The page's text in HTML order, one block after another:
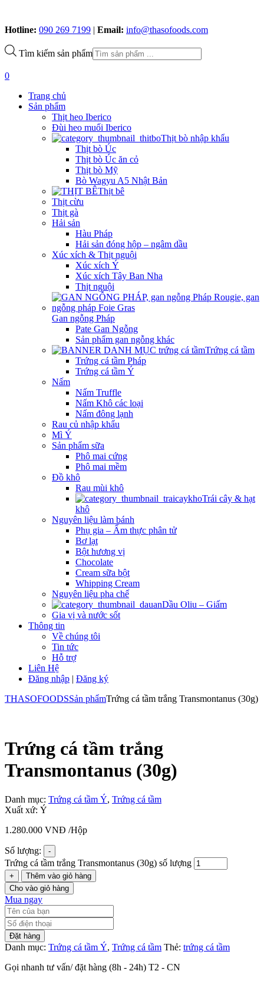
Hotline: 090 269 7199 | Email: info@thasofoods.com
Tìm kiếm sản phẩm
0
Trang chủ
Sản phẩm
Thịt heo Iberico
Đùi heo muối Iberico
Thịt bò nhập khẩu
Thịt bò Úc
Thịt bò Úc ăn cỏ
Thịt bò Mỹ
Bò Wagyu A5 Nhật Bản
Thịt bê
Thịt cừu
Thịt gà
Hải sản
Hàu Pháp
Hải sản đóng hộp – ngâm dầu
Xúc xích & Thịt nguội
Xúc xích Ý
Xúc xích Tây Ban Nha
Thịt nguội
Gan ngỗng Pháp
Pate Gan Ngỗng
Sản phẩm gan ngỗng khác
Trứng cá tầm
Trứng cá tầm Pháp
Trứng cá tầm Ý
Nấm
Nấm Truffle
Nấm Khô các loại
Nấm đông lạnh
Rau củ nhập khẩu
Mì Ý
Sản phẩm sữa
Phô mai cứng
Phô mai mềm
Đồ khô
Rau mùi khô
Trái cây & hạt
khô
Nguyên liệu làm bánh
Phụ gia – Ẩm thực phân tử
Bơ lạt
Bột hương vị
Chocolate
Cream sữa bột
Whipping Cream
Nguyên liệu pha chế
Dầu Oliu – Giấm
Gia vị và nước sốt
Thông tin
Về chúng tôi
Tin tức
Hỗ trợ
Liên Hệ
Đăng nhập | Đăng ký
THASOFOODSSản phẩmTrứng cá tầm trắng Transmontanus (30g)
Trứng cá tầm trắng
Transmontanus (30g)
Danh mục: Trứng cá tầm Ý, Trứng cá tầm
Xuất xứ: Ý
1.280.000 VNĐ /Hộp
Số lượng: -
Trứng cá tầm trắng Transmontanus (30g) số lượng
+
Thêm vào giỏ hàng
Cho vào giỏ hàng
Mua ngay
Đặt hàng
Danh mục: Trứng cá tầm Ý, Trứng cá tầm Thẻ: trứng cá tầm
Gọi nhanh tư vấn/ đặt hàng (8h - 24h) T2 - CN